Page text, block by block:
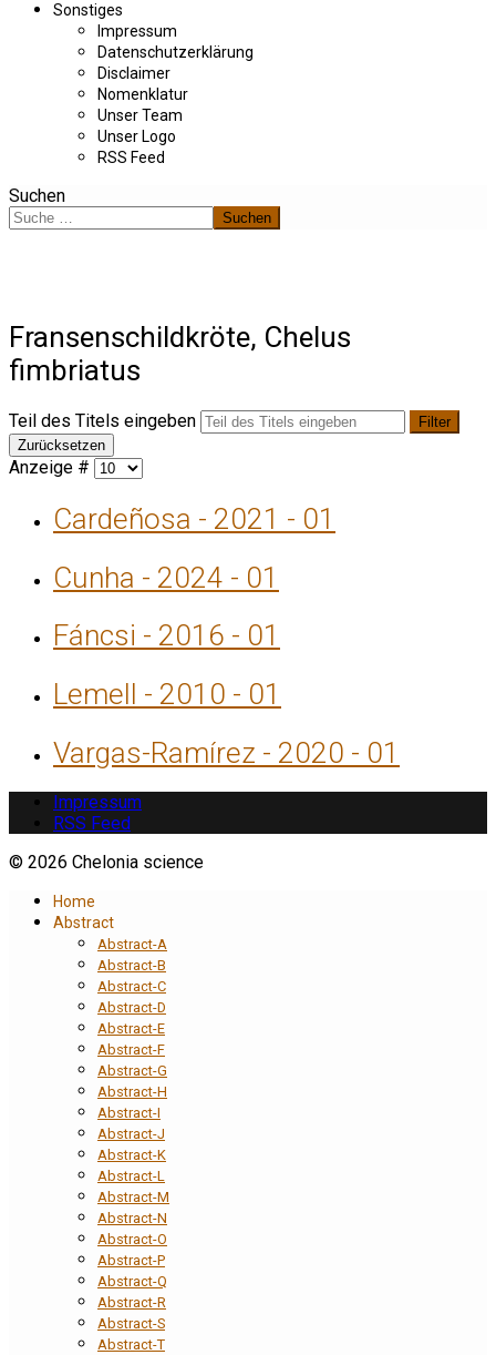
Sonstiges
Impressum
Datenschutzerklärung
Disclaimer
Nomenklatur
Unser Team
Unser Logo
RSS Feed
Suchen
Suchen
Fransenschildkröte, Chelus
fimbriatus
Teil des Titels eingeben
Filter
Zurücksetzen
Anzeige #
Cardeñosa - 2021 - 01
Cunha - 2024 - 01
Fáncsi - 2016 - 01
Lemell - 2010 - 01
Vargas-Ramírez - 2020 - 01
Impressum
RSS Feed
© 2026 Chelonia science
Home
Abstract
Abstract-A
Abstract-B
Abstract-C
Abstract-D
Abstract-E
Abstract-F
Abstract-G
Abstract-H
Abstract-I
Abstract-J
Abstract-K
Abstract-L
Abstract-M
Abstract-N
Abstract-O
Abstract-P
Abstract-Q
Abstract-R
Abstract-S
Abstract-T